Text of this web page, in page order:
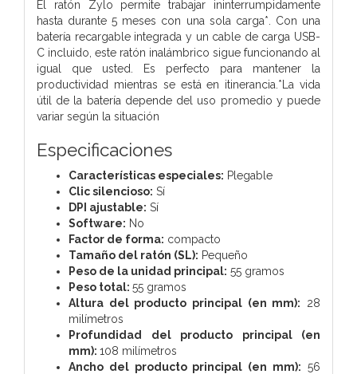
El ratón Zylo permite trabajar ininterrumpidamente
hasta durante 5 meses con una sola carga*. Con una
batería recargable integrada y un cable de carga USB-
C incluido, este ratón inalámbrico sigue funcionando al
igual que usted. Es perfecto para mantener la
productividad mientras se está en itinerancia.*La vida
útil de la batería depende del uso promedio y puede
variar según la situación
Especificaciones
Características especiales: Plegable
Clic silencioso: Sí
DPI ajustable: Sí
Software: No
Factor de forma: compacto
Tamaño del ratón (SL): Pequeño
Peso de la unidad principal: 55 gramos
Peso total: 55 gramos
Altura del producto principal (en mm):
28
milímetros
Profundidad del producto principal (en
mm): 108 milímetros
Ancho del producto principal (en mm): 56